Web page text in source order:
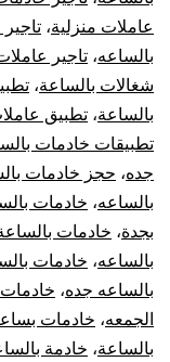
عاملات منزلية،
بالساعه، تاجير
شغالات بالساعة،
بالساعة، تطبيق
تطبيقات خادمات
جده، حجز خادمات
بالساعه، خادمات
بجدة، خادمات
بالساعه، خادمات
بالساعه جده،
الجمعه، خادمات
بالساعة، خادمة